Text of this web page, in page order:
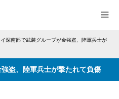
イ深南部で武装グループが金強盗、陸軍兵士が
盗、陸軍兵士が撃たれて負傷